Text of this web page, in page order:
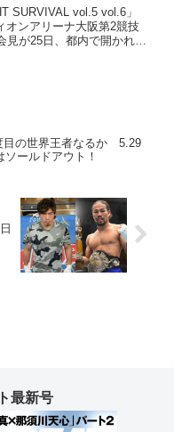
SURVIVAL vol.5 vol.6」
オンアリーナ大阪第2競技
見が25日、都内で開かれ、2
目の世界王者なるか 5.29
ールドアウト！
最新号